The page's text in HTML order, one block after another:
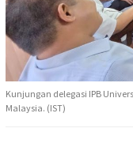
Kunjungan delegasi IPB
Malaysia. (IST)